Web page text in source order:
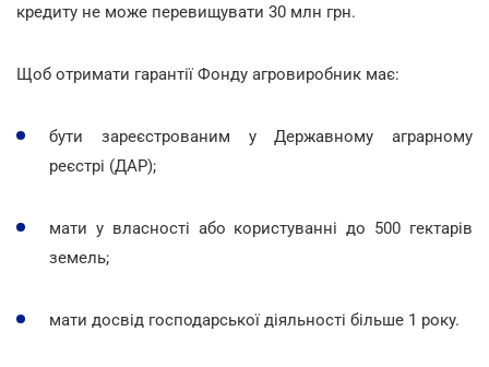
кредиту не може перевищувати 30 млн грн.
Щоб отримати гарантії Фонду агровиробник має:
бути зареєстрованим у Державному аграрному
реєстрі (ДАР);
мати у власності або користуванні до 500 гектарів
земель;
мати досвід господарської діяльності більше 1 року.